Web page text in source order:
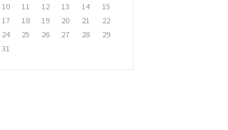
10 11 12 13 14
15
17 18 19 20 21
22
24 25 26 27 28
29
31